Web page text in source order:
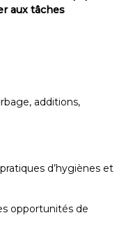
aux tâches
additions,
d’hygiènes et
opportunités de